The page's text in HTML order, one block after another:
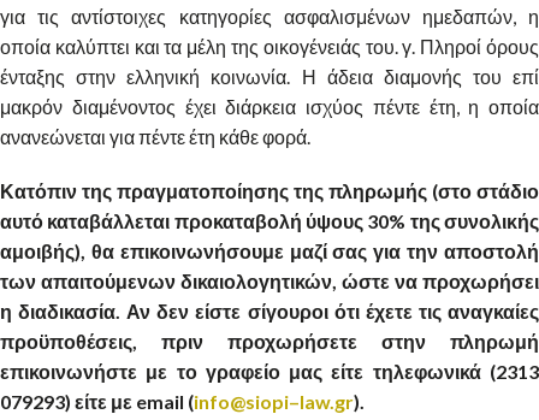
για τις αντίστοιχες κατηγορίες ασφαλισμένων ημεδαπών, η
οποία καλύπτει και τα μέλη της οικογένειάς του. γ. Πληροί όρους
ένταξης στην ελληνική κοινωνία. Η άδεια διαμονής του επί
μακρόν διαμένοντος έχει διάρκεια ισχύος πέντε έτη, η οποία
ανανεώνεται για πέντε έτη κάθε φορά.
Κατόπιν της πραγματοποίησης της πληρωμής (στο στάδιο
αυτό καταβάλλεται προκαταβολή ύψους 30% της συνολικής
αμοιβής), θα επικοινωνήσουμε μαζί σας για την αποστολή
των απαιτούμενων δικαιολογητικών, ώστε να προχωρήσει
η διαδικασία. Αν δεν είστε σίγουροι ότι έχετε τις αναγκαίες
προϋποθέσεις, πριν προχωρήσετε στην πληρωμή
επικοινωνήστε με το γραφείο μας είτε τηλεφωνικά (2313
079293) είτε με email (info@siopi–law.gr).